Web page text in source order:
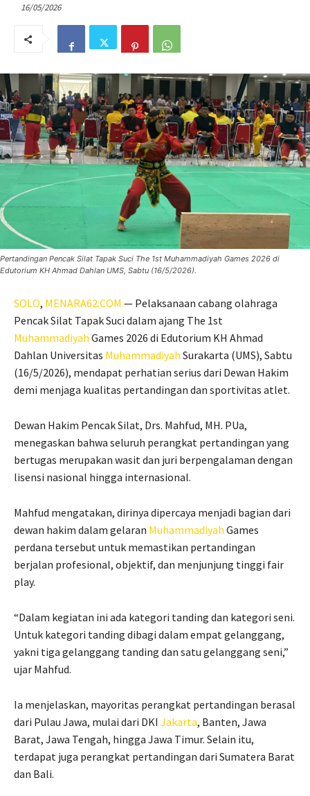
16/05/2026
Pertandingan Pencak Silat Tapak Suci The 1st Muhammadiyah Games 2026 di
Edutorium KH Ahmad Dahlan UMS, Sabtu (16/5/2026).
SOLO, MENARA62.COM — Pelaksanaan cabang olahraga
Pencak Silat Tapak Suci dalam ajang The 1st
Muhammadiyah Games 2026 di Edutorium KH Ahmad
Dahlan Universitas Muhammadiyah Surakarta (UMS), Sabtu
(16/5/2026), mendapat perhatian serius dari Dewan Hakim
demi menjaga kualitas pertandingan dan sportivitas atlet.
Dewan Hakim Pencak Silat, Drs. Mahfud, MH. PUa,
menegaskan bahwa seluruh perangkat pertandingan yang
bertugas merupakan wasit dan juri berpengalaman dengan
lisensi nasional hingga internasional.
Mahfud mengatakan, dirinya dipercaya menjadi bagian dari
dewan hakim dalam gelaran Muhammadiyah Games
perdana tersebut untuk memastikan pertandingan
berjalan profesional, objektif, dan menjunjung tinggi fair
play.
“Dalam kegiatan ini ada kategori tanding dan kategori seni.
Untuk kategori tanding dibagi dalam empat gelanggang,
yakni tiga gelanggang tanding dan satu gelanggang seni,”
ujar Mahfud.
Ia menjelaskan, mayoritas perangkat pertandingan berasal
dari Pulau Jawa, mulai dari DKI Jakarta, Banten, Jawa
Barat, Jawa Tengah, hingga Jawa Timur. Selain itu,
terdapat juga perangkat pertandingan dari Sumatera Barat
dan Bali.